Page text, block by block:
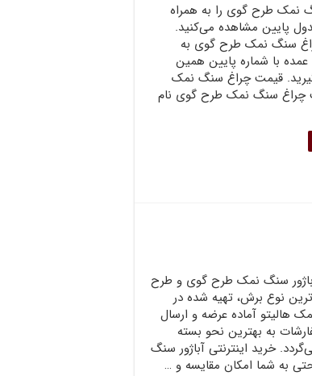
نمک طرح گوی را به همراه
پایین مشاهده می‌کنید.
سنگ نمک طرح گوی به
با شماره پایین همین
قیمت چراغ سنگ نمک
سنگ نمک طرح گوی نام
سنگ نمک طرح گوی و طرح
ترین نوع برش، تهیه شده در
هالیتو آماده عرضه و ارسال
به بهترین نحو بسته
خرید اینترنتی آباژور سنگ
به شما امکان مقایسه و …